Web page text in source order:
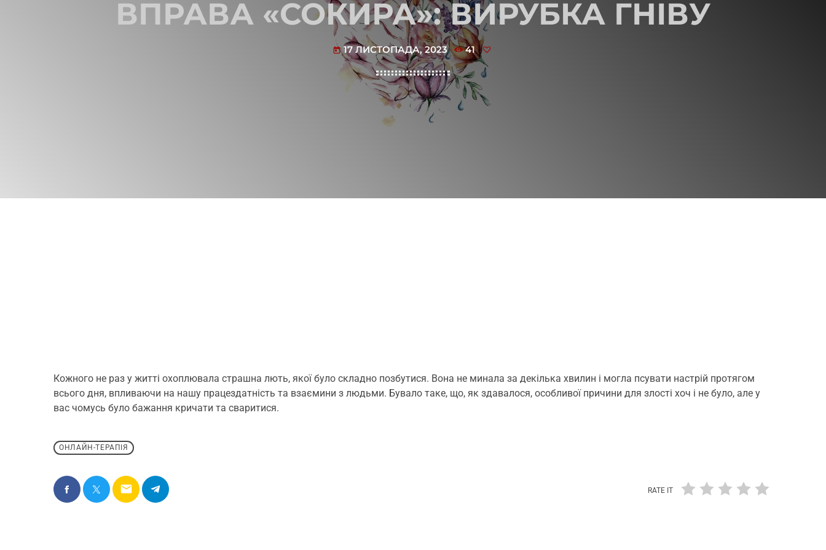
ВПРАВА «СОКИРА»: ВИРУБКА ГНІВУ
today 17 ЛИСТОПАДА, 2023 41
Кожного не раз у житті охоплювала страшна лють, якої було складно позбутися. Вона не минала за декілька хвилин і могла псувати настрій протягом
всього дня, впливаючи на нашу працездатність та взаємини з людьми. Бувало таке, що, як здавалося, особливої причини для злості хоч і не було, але у
вас чомусь було бажання кричати та сваритися.
ОНЛАЙН-ТЕРАПІЯ
email RATE IT